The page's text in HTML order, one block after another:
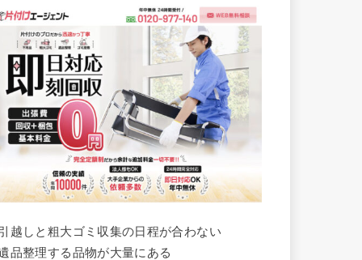
越しと粗大ゴミ収集の日程が合わない
品整理する品物が大量にある